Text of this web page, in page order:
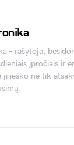
– rašytoja,
įpročiais ir
ji ieško ne tik